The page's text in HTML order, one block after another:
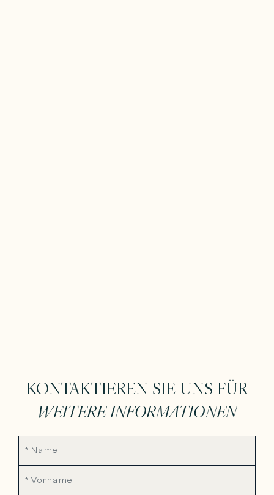
KONTAKTIEREN SIE UNS FÜR
WEITERE INFORMATIONEN